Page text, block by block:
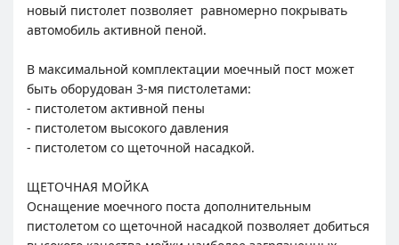
новый пистолет позволяет равномерно покрывать
автомобиль активной пеной.
В максимальной комплектации моечный пост может
быть оборудован 3-мя пистолетами:
- пистолетом активной пены
- пистолетом высокого давления
- пистолетом со щеточной насадкой.
ЩЕТОЧНАЯ МОЙКА
Оснащение моечного поста дополнительным
пистолетом со щеточной насадкой позволяет добиться